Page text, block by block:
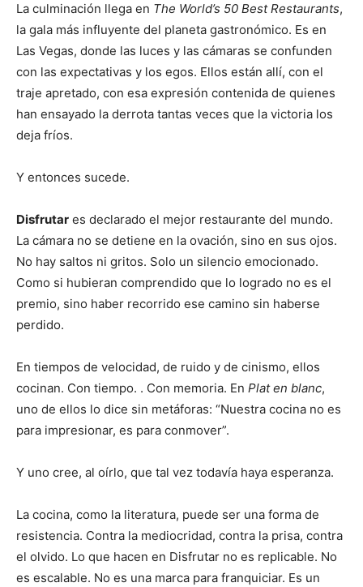
La culminación llega en The World’s 50 Best Restaurants,
la gala más influyente del planeta gastronómico. Es en
Las Vegas, donde las luces y las cámaras se confunden
con las expectativas y los egos. Ellos están allí, con el
traje apretado, con esa expresión contenida de quienes
han ensayado la derrota tantas veces que la victoria los
deja fríos.
Y entonces sucede.
Disfrutar es declarado el mejor restaurante del mundo.
La cámara no se detiene en la ovación, sino en sus ojos.
No hay saltos ni gritos. Solo un silencio emocionado.
Como si hubieran comprendido que lo logrado no es el
premio, sino haber recorrido ese camino sin haberse
perdido.
En tiempos de velocidad, de ruido y de cinismo, ellos
cocinan. Con tiempo. . Con memoria. En Plat en blanc,
uno de ellos lo dice sin metáforas: “Nuestra cocina no es
para impresionar, es para conmover”.
Y uno cree, al oírlo, que tal vez todavía haya esperanza.
La cocina, como la literatura, puede ser una forma de
resistencia. Contra la mediocridad, contra la prisa, contra
el olvido. Lo que hacen en Disfrutar no es replicable. No
es escalable. No es una marca para franquiciar. Es un